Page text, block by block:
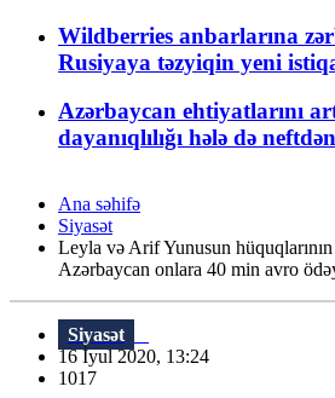
Wildberries anbarlarına
Rusiyaya təzyiqin yeni
Azərbaycan ehtiyatlarını
dayanıqlılığı hələ də neftdən
Ana səhifə
Siyasət
Leyla və Arif Yunusun
Azərbaycan onlara 40 min avro
Siyasət
16 İyul 2020, 13:24
1017